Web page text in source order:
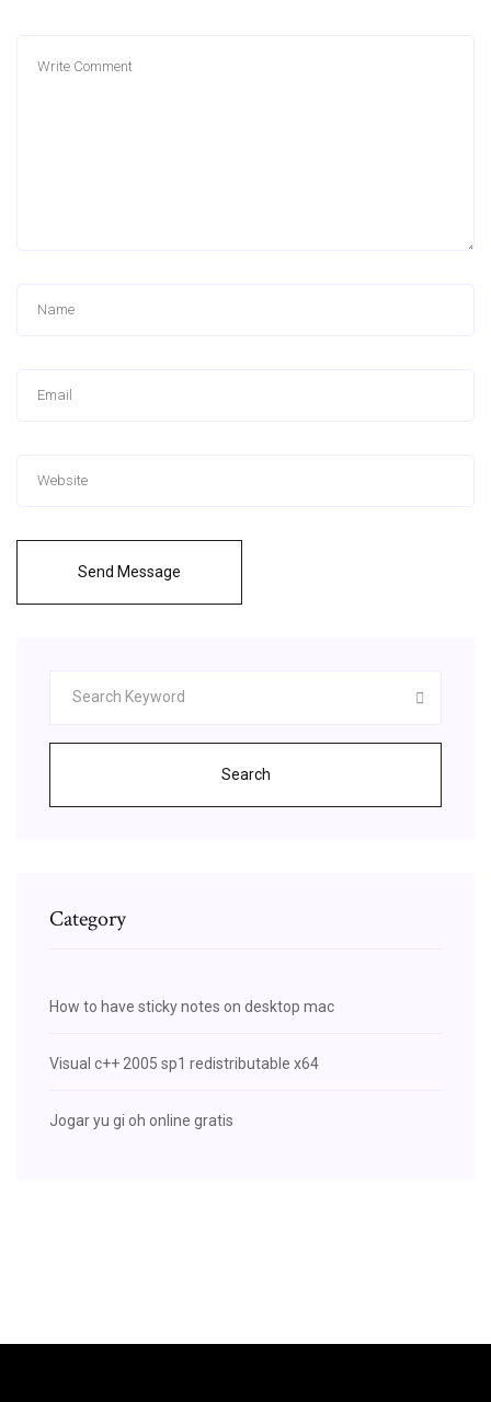
Send Message
Search
Category
How to have sticky notes on desktop mac
Visual c++ 2005 sp1 redistributable x64
Jogar yu gi oh online gratis